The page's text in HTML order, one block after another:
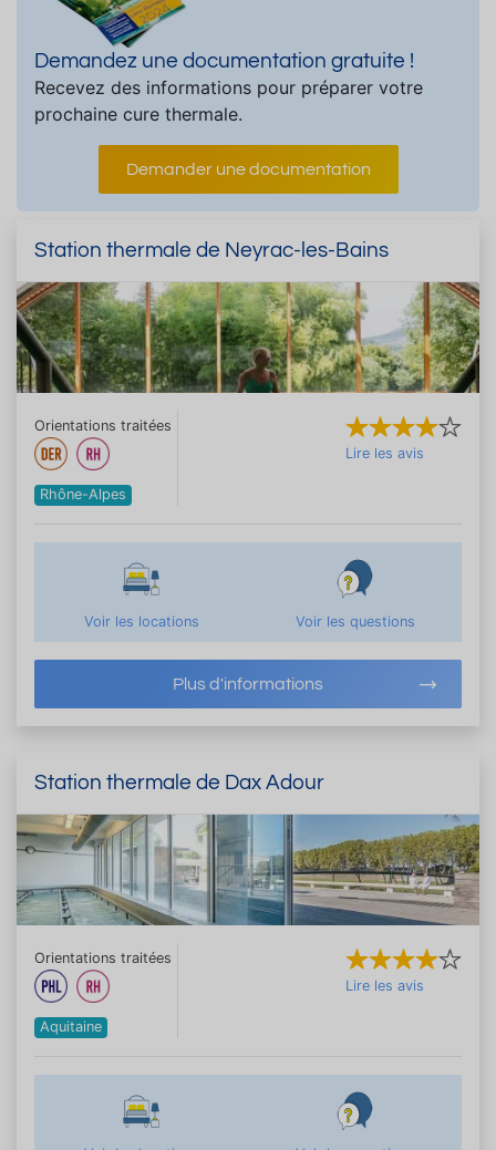
Demandez une documentation gratuite !
Recevez des informations pour préparer votre
prochaine cure thermale.
Demander une documentation
Station thermale de Neyrac-les-Bains
Orientations traitées
Rhône-Alpes
Lire les avis
Voir les locations Voir les questions
Plus d'informations
Station thermale de Dax Adour
Orientations traitées
Aquitaine
Lire les avis